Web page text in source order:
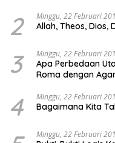
2 Minggu, 22 Februari
Allah, Theos, Dios,
3 Minggu, 22 Februari
Apa Perbedaan
Roma dengan
4 Minggu, 22 Februari
Bagaimana Kita
Minggu, 22 Februari